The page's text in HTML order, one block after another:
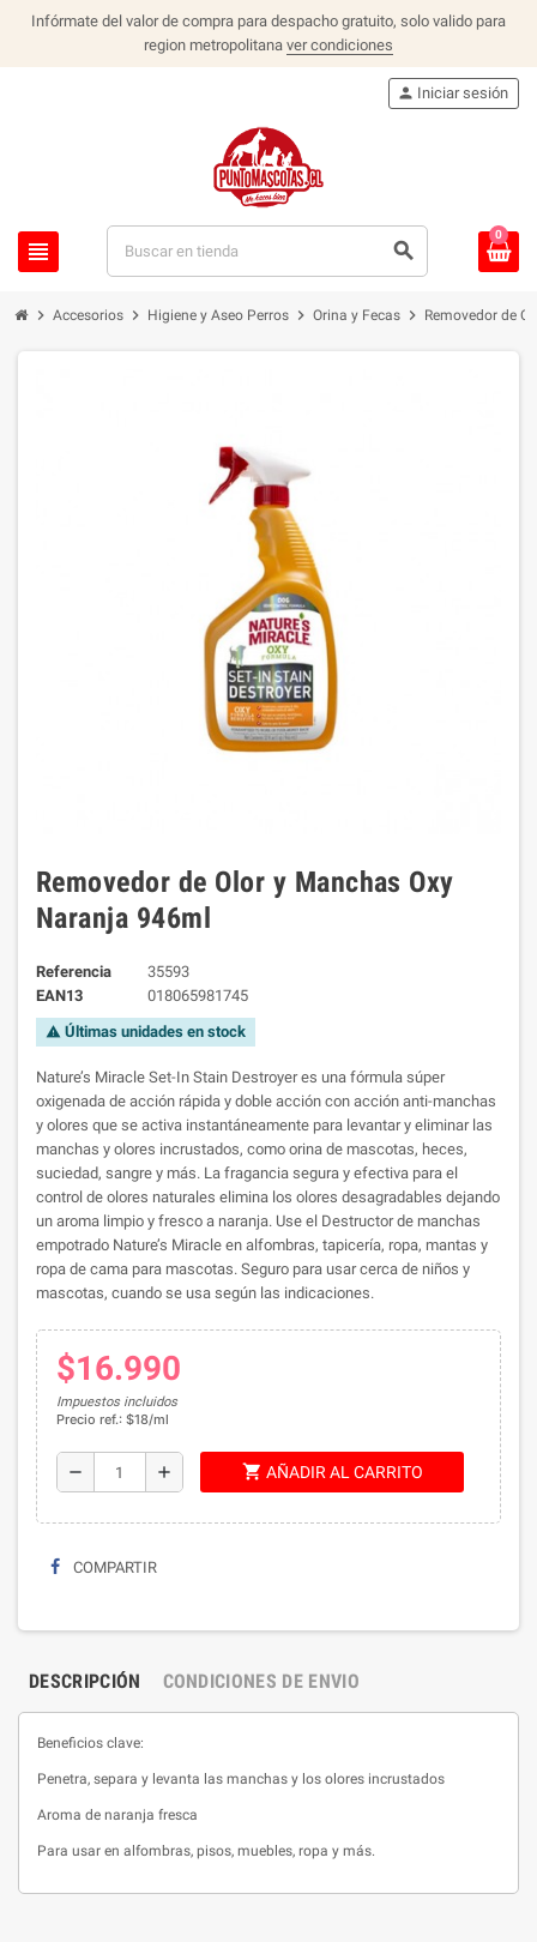
Infórmate del valor de compra para despacho gratuito, solo valido para
region metropolitana ver condiciones
view_headline search
person Iniciar sesión
0
chevron_right Accesorios chevron_right Higiene y Aseo Perros chevron_right Orina y Fecas chevron_right Removedor de
Removedor de Olor y Manchas Oxy
Naranja 946ml
Referencia
35593
EAN13
018065981745
warning Últimas unidades en stock
Nature’s Miracle Set-In Stain Destroyer es una fórmula súper
oxigenada de acción rápida y doble acción con acción anti-manchas
y olores que se activa instantáneamente para levantar y eliminar las
manchas y olores incrustados, como orina de mascotas, heces,
suciedad, sangre y más. La fragancia segura y efectiva para el
control de olores naturales elimina los olores desagradables dejando
un aroma limpio y fresco a naranja. Use el Destructor de manchas
empotrado Nature’s Miracle en alfombras, tapicería, ropa, mantas y
ropa de cama para mascotas. Seguro para usar cerca de niños y
mascotas, cuando se usa según las indicaciones.
$16.990
Impuestos incluidos
Precio ref.: $18/ml
remove add shopping_cart AÑADIR AL CARRITO
COMPARTIR
DESCRIPCIÓN CONDICIONES DE ENVIO
Beneficios clave:
Penetra, separa y levanta las manchas y los olores incrustados
Aroma de naranja fresca
Para usar en alfombras, pisos, muebles, ropa y más.